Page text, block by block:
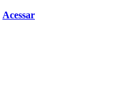
Acessar